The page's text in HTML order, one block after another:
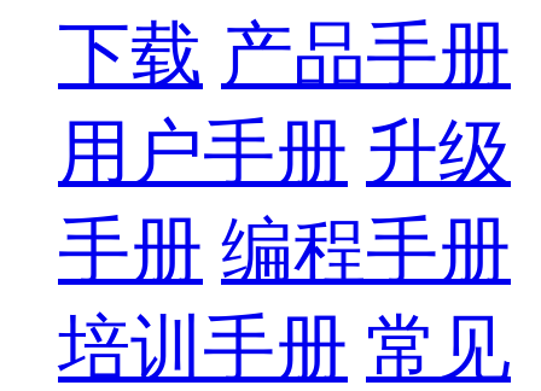
下载 产品手册
用户手册 升级
手册 编程手册
培训手册 常见